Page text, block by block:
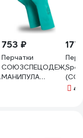
753 ₽
Перчатки
СОЮЗСПЕЦОДЕЖДА
МАНИПУЛА
177
(CG-
10-4.6